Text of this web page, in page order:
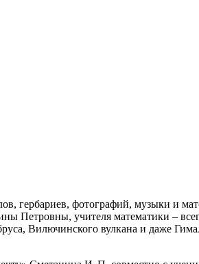
гербариев, фотографий, музыки и
учителя математики –
Вилючинского вулкана и даже